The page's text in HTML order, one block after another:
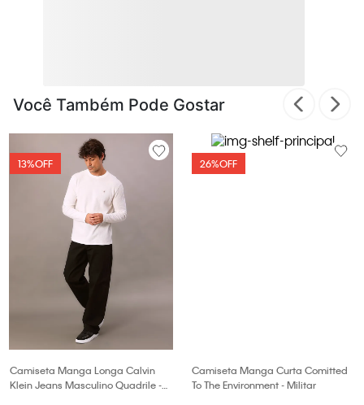
Você Também Pode Gostar
13%OFF
Camiseta Manga Longa Calvin
Klein Jeans Masculino Quadrile -
26%OFF
Camiseta Manga Curta Comitted
To The Environment - Militar